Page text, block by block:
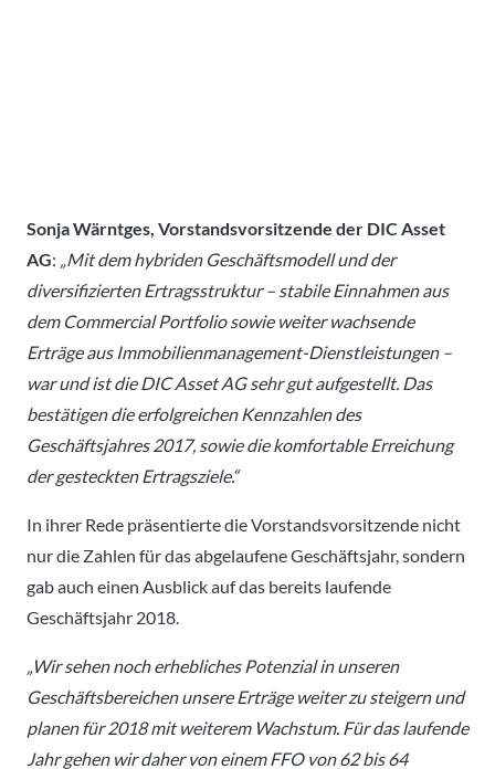
Sonja Wärntges, Vorstandsvorsitzende der DIC Asset
AG: „Mit dem hybriden Geschäftsmodell und der
diversifizierten Ertragsstruktur – stabile Einnahmen aus
dem Commercial Portfolio sowie weiter wachsende
Erträge aus Immobilienmanagement-Dienstleistungen –
war und ist die DIC Asset AG sehr gut aufgestellt. Das
bestätigen die erfolgreichen Kennzahlen des
Geschäftsjahres 2017, sowie die komfortable Erreichung
der gesteckten Ertragsziele.“
In ihrer Rede präsentierte die Vorstandsvorsitzende nicht
nur die Zahlen für das abgelaufene Geschäftsjahr, sondern
gab auch einen Ausblick auf das bereits laufende
Geschäftsjahr 2018.
„Wir sehen noch erhebliches Potenzial in unseren
Geschäftsbereichen unsere Erträge weiter zu steigern und
planen für 2018 mit weiterem Wachstum. Für das laufende
Jahr gehen wir daher von einem FFO von 62 bis 64